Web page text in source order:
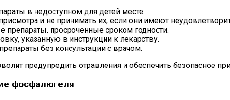
в недоступном для детей месте.
и не принимать их, если они имеют
препараты, просроченные сроком годности.
указанную в инструкции к лекарству.
без консультации с врачом.
предупредить отравления и обеспечить безопасное
фосфалюгеля